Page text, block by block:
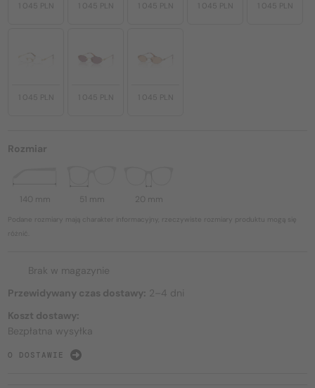
1 045 PLN 1 045 PLN 1 045 PLN 1 045 PLN 1 045 PLN
1 045 PLN 1 045 PLN 1 045 PLN
Rozmiar
140 mm 51 mm 20 mm
Podane rozmiary mają charakter informacyjny, rzeczywiste rozmiary produktu mogą się
różnić.
Brak w magazynie
Przewidywany czas dostawy: 2–4 dni
Koszt dostawy:
Bezpłatna wysyłka
O DOSTAWIE